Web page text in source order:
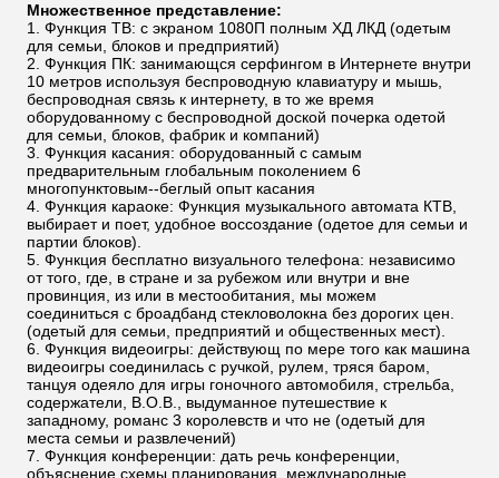
Множественное представление:
Функция ТВ: с экраном 1080П полным ХД ЛКД (одетым
для семьи, блоков и предприятий)
Функция ПК: занимающся серфингом в Интернете внутри
10 метров используя беспроводную клавиатуру и мышь,
беспроводная связь к интернету, в то же время
оборудованному с беспроводной доской почерка одетой
для семьи, блоков, фабрик и компаний)
Функция касания: оборудованный с самым
предварительным глобальным поколением 6
многопунктовым--беглый опыт касания
Функция караоке: Функция музыкального автомата КТВ,
выбирает и поет, удобное воссоздание (одетое для семьи и
партии блоков).
Функция бесплатно визуального телефона: независимо
от того, где, в стране и за рубежом или внутри и вне
провинция, из или в местообитания, мы можем
соединиться с броадбанд стекловолокна без дорогих цен.
(одетый для семьи, предприятий и общественных мест).
Функция видеоигры: действующ по мере того как машина
видеоигры соединилась с ручкой, рулем, тряся баром,
танцуя одеяло для игры гоночного автомобиля, стрельба,
содержатели, В.О.В., выдуманное путешествие к
западному, романс 3 королевств и что не (одетый для
места семьи и развлечений)
Функция конференции: дать речь конференции,
объяснение схемы планирования, международные